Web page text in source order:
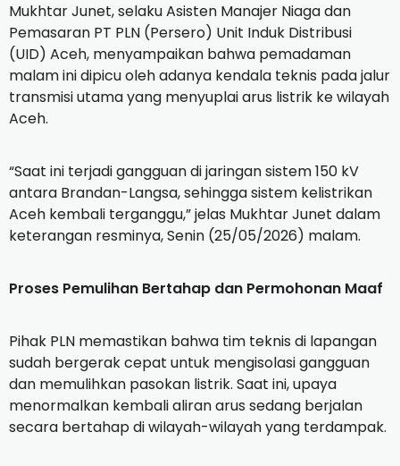
Mukhtar Junet, selaku Asisten Manajer Niaga dan
Pemasaran PT PLN (Persero) Unit Induk Distribusi
(UID) Aceh, menyampaikan bahwa pemadaman
malam ini dipicu oleh adanya kendala teknis pada jalur
transmisi utama yang menyuplai arus listrik ke wilayah
Aceh.
“Saat ini terjadi gangguan di jaringan sistem 150 kV
antara Brandan-Langsa, sehingga sistem kelistrikan
Aceh kembali terganggu,” jelas Mukhtar Junet dalam
keterangan resminya, Senin (25/05/2026) malam.
Proses Pemulihan Bertahap dan Permohonan Maaf
Pihak PLN memastikan bahwa tim teknis di lapangan
sudah bergerak cepat untuk mengisolasi gangguan
dan memulihkan pasokan listrik. Saat ini, upaya
menormalkan kembali aliran arus sedang berjalan
secara bertahap di wilayah-wilayah yang terdampak.